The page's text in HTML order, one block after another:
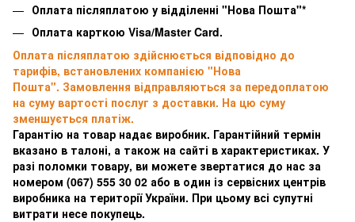
Оплата післяплатою у відділенні "Нова Пошта"*
Оплата карткою Visa/Master Card.
Оплата післяплатою здійснюється відповідно до
тарифів, встановлених компанією "Нова
Пошта". Замовлення відправляються за передоплатою
на суму вартості послуг з доставки. На цю суму
зменшується платіж.
Гарантію на товар надає виробник. Гарантійний термін
вказано в талоні, а також на сайті в характеристиках. У
разі поломки товару, ви можете звертатися до нас за
номером (067) 555 30 02 або в один із сервісних центрів
виробника на території України. При цьому всі супутні
витрати несе покупець.